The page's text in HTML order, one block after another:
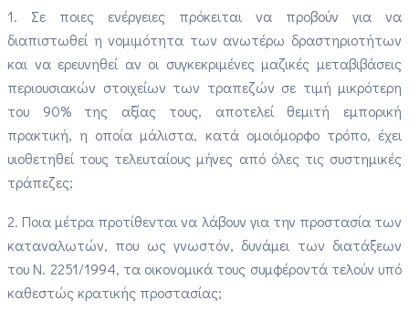
1. Σε ποιες ενέργειες πρόκειται να προβούν για να
διαπιστωθεί η νομιμότητα των ανωτέρω δραστηριοτήτων
και να ερευνηθεί αν οι συγκεκριμένες μαζικές μεταβιβάσεις
περιουσιακών στοιχείων των τραπεζών σε τιμή μικρότερη
του 90% της αξίας τους, αποτελεί θεμιτή εμπορική
πρακτική, η οποία μάλιστα, κατά ομοιόμορφο τρόπο, έχει
υιοθετηθεί τους τελευταίους μήνες από όλες τις συστημικές
τράπεζες;
2. Ποια μέτρα προτίθενται να λάβουν για την προστασία των
καταναλωτών, που ως γνωστόν, δυνάμει των διατάξεων
του Ν. 2251/1994, τα οικονομικά τους συμφέροντά τελούν υπό
καθεστώς κρατικής προστασίας;